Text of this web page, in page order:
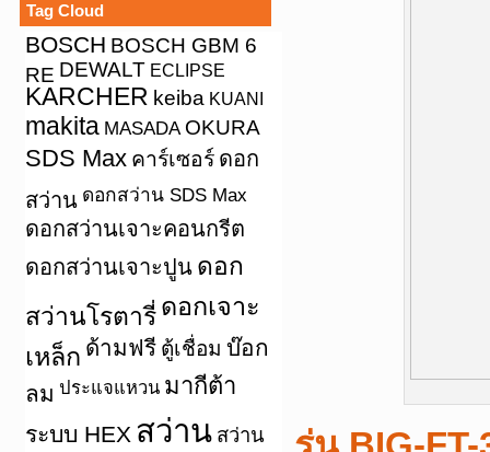
Tag Cloud
BOSCH BOSCH GBM 6
RE DEWALT ECLIPSE
KARCHER keiba KUANI
makita MASADA OKURA
SDS Max คาร์เซอร์ ดอก
สว่าน ดอกสว่าน SDS Max
ดอกสว่านเจาะคอนกรีต
ดอกสว่านเจาะปูน ดอก
สว่านโรตารี่ ดอกเจาะ
เหล็ก ด้ามฟรี ตู้เชื่อม บ๊อก
ลม ประแจแหวน มากีต้า
ระบบ HEX สว่าน สว่าน